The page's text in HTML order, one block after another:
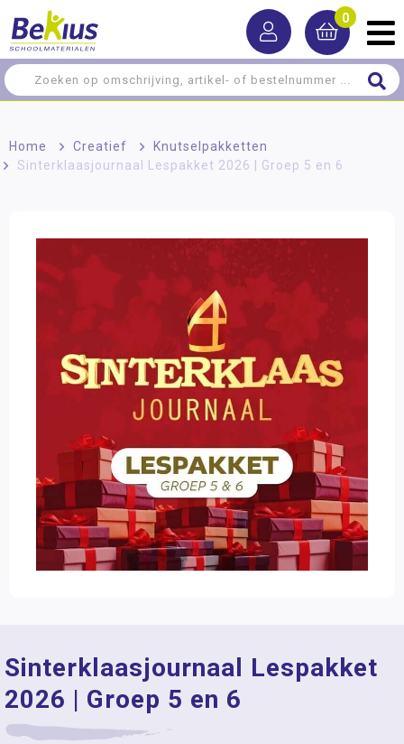
0
Home > Creatief > Knutselpakketten
Sinterklaasjournaal Lespakket 2026 | Groep 5 en 6
Sinterklaasjournaal Lespakket
2026 | Groep 5 en 6